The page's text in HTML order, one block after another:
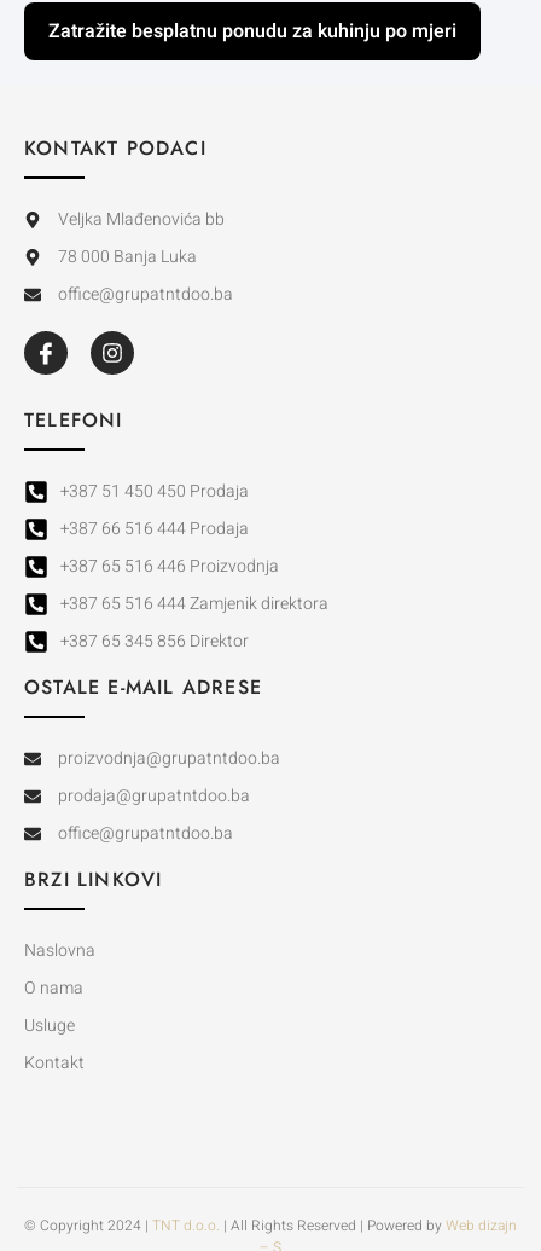
Zatražite besplatnu ponudu za kuhinju po mjeri
KONTAKT PODACI
Veljka Mlađenovića bb
78 000 Banja Luka
office@grupatntdoo.ba
TELEFONI
+387 51 450 450 Prodaja
+387 66 516 444 Prodaja
+387 65 516 446 Proizvodnja
+387 65 516 444 Zamjenik direktora
+387 65 345 856 Direktor
OSTALE E-MAIL ADRESE
proizvodnja@grupatntdoo.ba
prodaja@grupatntdoo.ba
office@grupatntdoo.ba
BRZI LINKOVI
Naslovna
O nama
Usluge
Kontakt
© Copyright 2024 | TNT d.o.o. | All Rights Reserved | Powered byWeb dizajn